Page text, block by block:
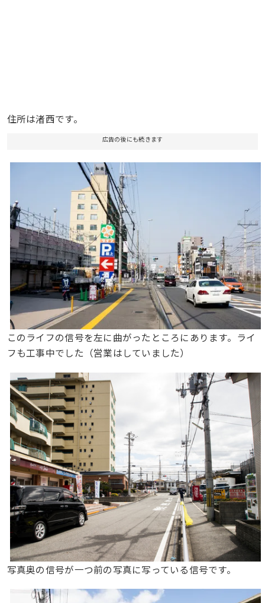
住所は渚西です。
広告の後にも続きます
このライフの信号を左に曲がったところにあります。ライ
フも工事中でした（営業はしていました）
写真奥の信号が一つ前の写真に写っている信号です。